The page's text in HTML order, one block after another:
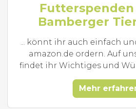
Bamberger
... könnt ihr auch einfach
amazon.de ordern. Auf
findet ihr Wichtiges und
Mehr